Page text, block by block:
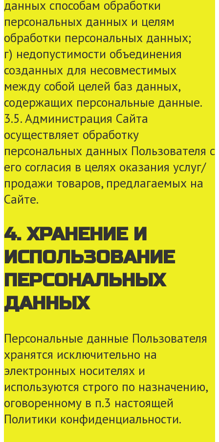
данных способам обработки
персональных данных и целям
обработки персональных данных;
г) недопустимости объединения
созданных для несовместимых
между собой целей баз данных,
содержащих персональные данные.
3.5. Администрация Сайта
осуществляет обработку
персональных данных Пользователя с
его согласия в целях оказания услуг/
продажи товаров, предлагаемых на
Сайте.
4. ХРАНЕНИЕ И
ИСПОЛЬЗОВАНИЕ
ПЕРСОНАЛЬНЫХ
ДАННЫХ
Персональные данные Пользователя
хранятся исключительно на
электронных носителях и
используются строго по назначению,
оговоренному в п.3 настоящей
Политики конфиденциальности.